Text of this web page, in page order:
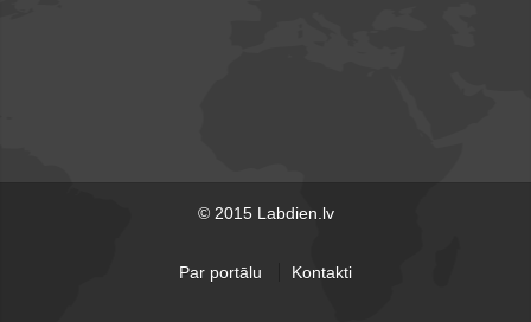
© 2015 Labdien.lv
Par portālu Kontakti